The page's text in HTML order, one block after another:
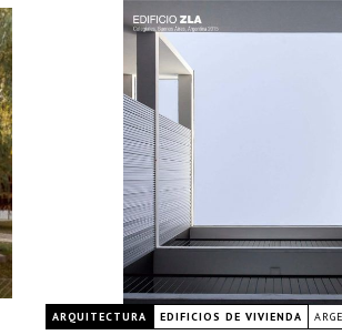
ARQUITECTURA EDIFICIOS DE VIVIENDA